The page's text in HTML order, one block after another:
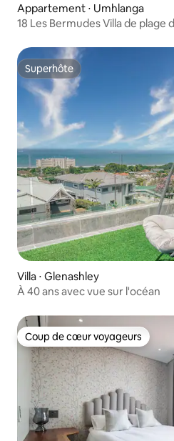
Appartement ⋅ Umhlanga
18 Les Bermudes Villa de plage
Superhôte
Superhôte
Villa ⋅ Glenashley
À 40 ans avec vue sur l'océan
Coup de cœur voyageurs
Coup de cœur voyageurs